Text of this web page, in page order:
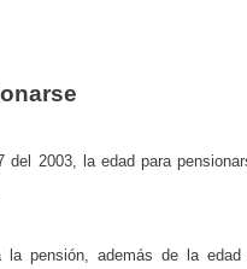
2003, la edad para
pensión, además de la edad